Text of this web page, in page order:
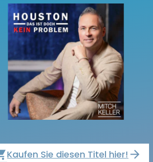
Kaufen Sie diesen Titel hier!